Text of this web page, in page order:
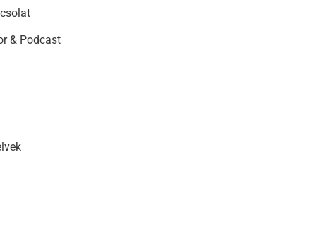
& Podcast